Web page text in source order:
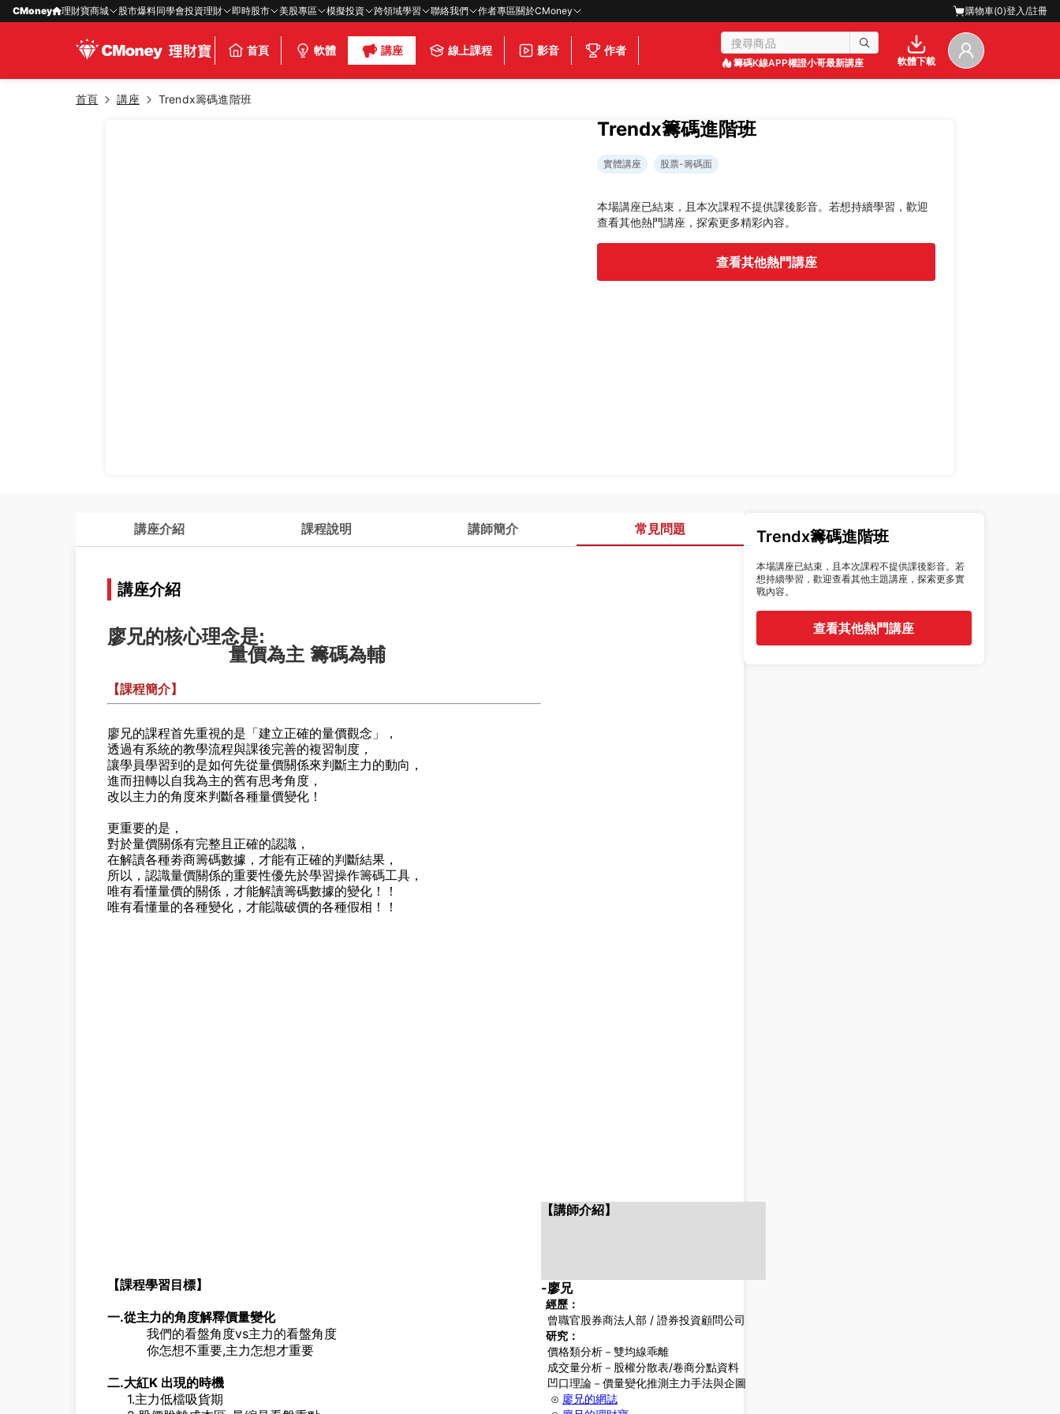
CMoney 理財寶商城 股市爆料同學會投資理財 即時股市 美股專區 模擬投資 跨領域學習 聯絡我們 作者專區關於CMoney 購物車(0)登入/註冊
首頁 軟體 講座 線上課程 影音 作者
籌碼K線APP權證小哥最新講座 軟體下載
首頁 講座 Trendx籌碼進階班
Trendx籌碼進階班
實體講座 股票-籌碼面
本場講座已結束，且本次課程不提供課後影音。若想持續學習，歡迎
查看其他熱門講座，探索更多精彩內容。
查看其他熱門講座
講座介紹 課程說明 講師簡介 常見問題
講座介紹
廖兄的核心理念是:
量價為主 籌碼為輔
【課程簡介】
廖兄的課程首先重視的是「建立正確的量價觀念」，
透過有系統的教學流程與課後完善的複習制度，
讓學員學習到的是如何先從量價關係來判斷主力的動向，
進而扭轉以自我為主的舊有思考角度，
改以主力的角度來判斷各種量價變化！
更重要的是，
對於量價關係有完整且正確的認識，
在解讀各種劵商籌碼數據，才能有正確的判斷結果，
所以，認識量價關係的重要性優先於學習操作籌碼工具，
唯有看懂量價的關係，才能解讀籌碼數據的變化！！
唯有看懂量的各種變化，才能識破價的各種假相！！
【課程學習目標】
一.從主力的角度解釋價量變化
我們的看盤角度vs主力的看盤角度
你怎想不重要,主力怎想才重要
二.大紅K 出現的時機
1.主力低檔吸貨期
【講師介紹】
-廖兄
經歷：
曾職官股券商法人部 / 證券投資顧問公司
研究：
價格類分析－雙均線乖離
成交量分析－股權分散表/卷商分點資料
凹口理論－ 價量變化推測主力手法與企圖
⊙ 廖兄的網誌
Trendx籌碼進階班
本場講座已結束，且本次課程不提供課後影音。若
想持續學習，歡迎查看其他主題講座，探索更多實
戰內容。
查看其他熱門講座